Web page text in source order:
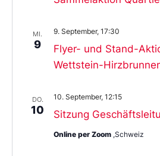
MI.
9
Flyer- und Stand-
Wettstein-
9. September, 17:30
DO.
10 Sitzung
10. September, 12:15
Online per Zoom ,Schweiz